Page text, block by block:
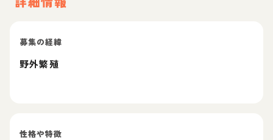
募集の経緯
野外繁殖
性格や特徴